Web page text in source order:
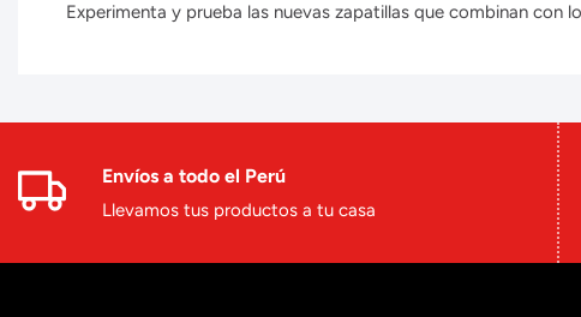
Experimenta y prueba las nuevas zapatillas que combinan con
Envíos a todo el Perú
Llevamos tus productos a tu casa